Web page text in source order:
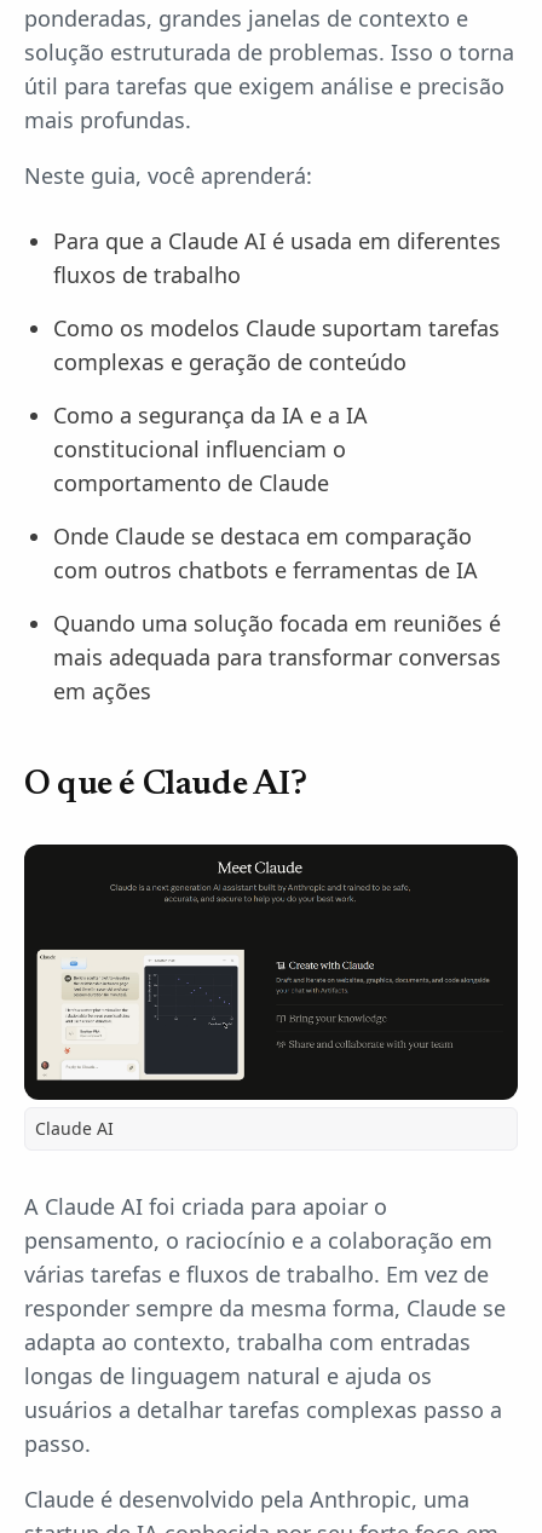
ponderadas, grandes janelas de contexto e
solução estruturada de problemas. Isso o torna
útil para tarefas que exigem análise e precisão
mais profundas.
Neste guia, você aprenderá:
Para que a Claude AI é usada em diferentes
fluxos de trabalho
Como os modelos Claude suportam tarefas
complexas e geração de conteúdo
Como a segurança da IA e a IA
constitucional influenciam o
comportamento de Claude
Onde Claude se destaca em comparação
com outros chatbots e ferramentas de IA
Quando uma solução focada em reuniões é
mais adequada para transformar conversas
em ações
O que é Claude AI?
Claude AI
A Claude AI foi criada para apoiar o
pensamento, o raciocínio e a colaboração em
várias tarefas e fluxos de trabalho. Em vez de
responder sempre da mesma forma, Claude se
adapta ao contexto, trabalha com entradas
longas de linguagem natural e ajuda os
usuários a detalhar tarefas complexas passo a
passo.
Claude é desenvolvido pela Anthropic, uma